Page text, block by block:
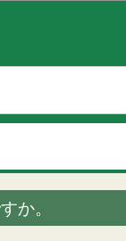
か。